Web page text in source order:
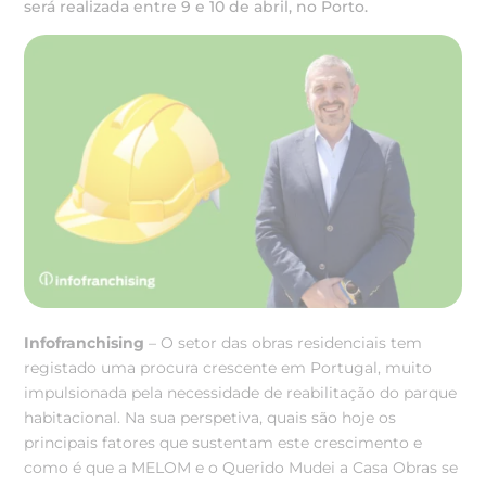
será realizada entre 9 e 10 de abril, no Porto.
Infofranchising – O setor das obras residenciais tem
registado uma procura crescente em Portugal, muito
impulsionada pela necessidade de reabilitação do parque
habitacional. Na sua perspetiva, quais são hoje os
principais fatores que sustentam este crescimento e
como é que a MELOM e o Querido Mudei a Casa Obras se